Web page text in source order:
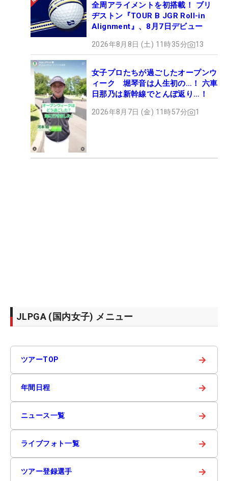
全周アライメントを初搭載！ ブリ
ヂストン『TOUR B JGR Roll-in
Alignment』、8月7日デビュー
2026年8月8日 (土) 11時35分 13
女子プロたちが過ごしたオープンウ
ィーク 堀琴音は人生初の…！ 六車
日那乃は新幹線でとんぼ返り…！
2026年8月7日 (金) 11時57分 1
JLPGA (国内女子) メニュー
ツアーTOP →
年間日程 →
ニュース一覧 →
ライブフォト一覧 →
ツアー登録選手 →